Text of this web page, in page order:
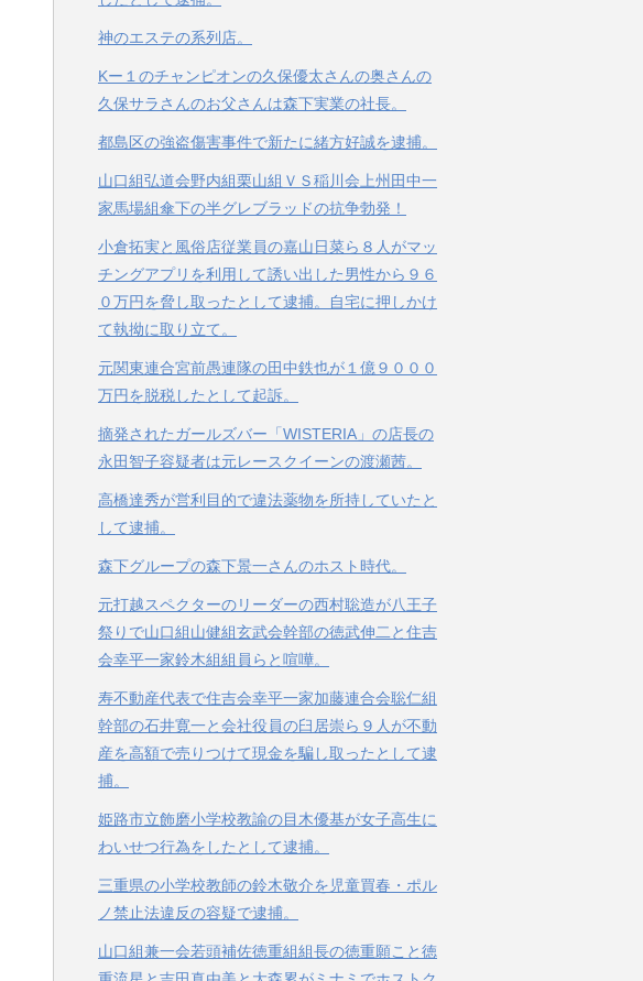
神のエステの系列店。
Kー１のチャンピオンの久保優太さんの奥さんの
久保サラさんのお父さんは森下実業の社長。
都島区の強盗傷害事件で新たに緒方好誠を逮捕。
山口組弘道会野内組栗山組ＶＳ稲川会上州田中一
家馬場組傘下の半グレブラッドの抗争勃発！
小倉拓実と風俗店従業員の嘉山日菜ら８人がマッ
チングアプリを利用して誘い出した男性から９６
０万円を脅し取ったとして逮捕。自宅に押しかけ
て執拗に取り立て。
元関東連合宮前愚連隊の田中鉄也が１億９０００
万円を脱税したとして起訴。
摘発されたガールズバー「WISTERIA」の店長の
永田智子容疑者は元レースクイーンの渡瀬茜。
高橋達秀が営利目的で違法薬物を所持していたと
して逮捕。
森下グループの森下景一さんのホスト時代。
元打越スペクターのリーダーの西村聡造が八王子
祭りで山口組山健組玄武会幹部の徳武伸二と住吉
会幸平一家鈴木組組員らと喧嘩。
寿不動産代表で住吉会幸平一家加藤連合会聡仁組
幹部の石井寛一と会社役員の臼居崇ら９人が不動
産を高額で売りつけて現金を騙し取ったとして逮
捕。
姫路市立飾磨小学校教諭の目木優基が女子高生に
わいせつ行為をしたとして逮捕。
三重県の小学校教師の鈴木敬介を児童買春・ポル
ノ禁止法違反の容疑で逮捕。
山口組兼一会若頭補佐徳重組組長の徳重願こと徳